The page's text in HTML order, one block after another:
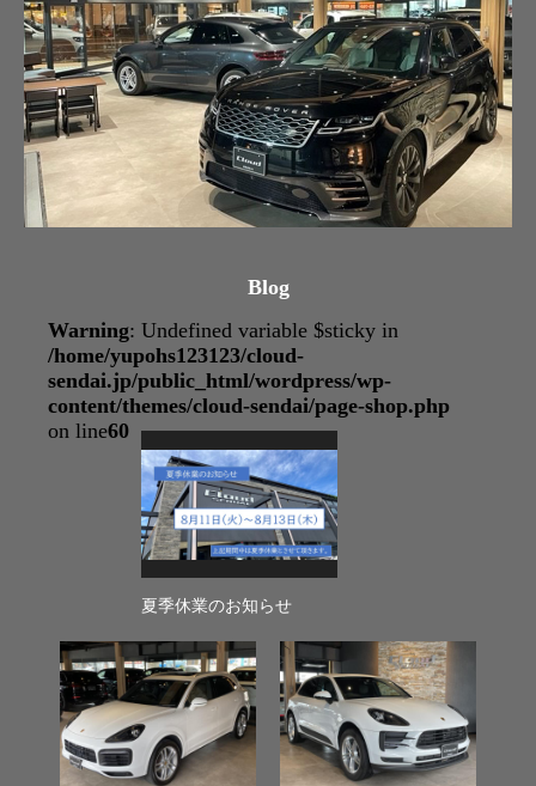
Blog
Warning: Undefined variable $sticky in
/home/yupohs123123/cloud-
sendai.jp/public_html/wordpress/wp-
content/themes/cloud-sendai/page-shop.php
on line60
夏季休業のお知らせ